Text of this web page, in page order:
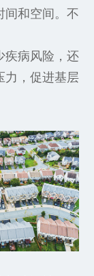
间和空间。不
疾病风险，还
力，促进基层